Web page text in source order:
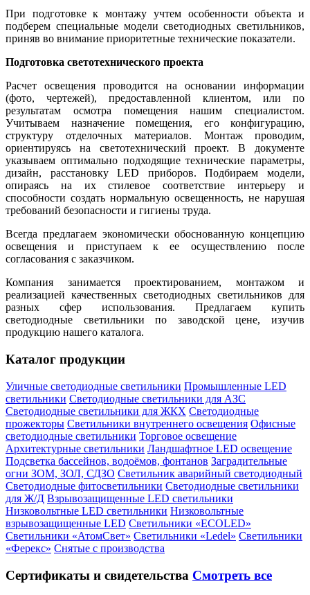
При подготовке к монтажу учтем особенности объекта и
подберем специальные модели светодиодных светильников,
приняв во внимание приоритетные технические показатели.
Подготовка светотехнического проекта
Расчет освещения проводится на основании информации
(фото, чертежей), предоставленной клиентом, или по
результатам осмотра помещения нашим специалистом.
Учитываем назначение помещения, его конфигурацию,
структуру отделочных материалов. Монтаж проводим,
ориентируясь на светотехнический проект. В документе
указываем оптимально подходящие технические параметры,
дизайн, расстановку LED приборов. Подбираем модели,
опираясь на их стилевое соответствие интерьеру и
способности создать нормальную освещенность, не нарушая
требований безопасности и гигиены труда.
Всегда предлагаем экономически обоснованную концепцию
освещения и приступаем к ее осуществлению после
согласования с заказчиком.
Компания занимается проектированием, монтажом и
реализацией качественных светодиодных светильников для
разных сфер использования. Предлагаем купить
светодиодные светильники по заводской цене, изучив
продукцию нашего каталога.
Каталог продукции
Уличные светодиодные светильники Промышленные LED
светильники Светодиодные светильники для АЗС
Светодиодные светильники для ЖКХ Светодиодные
прожекторы Светильники внутреннего освещения Офисные
светодиодные светильники Торговое освещение
Архитектурные светильники Ландшафтное LED освещение
Подсветка бассейнов, водоёмов, фонтанов Заградительные
огни ЗОМ, ЗОЛ, СДЗО Светильник аварийный светодиодный
Светодиодные фитосветильники Светодиодные светильники
для Ж/Д Взрывозащищенные LED светильники
Низковольтные LED светильники Низковольтные
взрывозащищенные LED Светильники «ECOLED»
Светильники «АтомСвет» Светильники «Ledel» Светильники
«Ферекс» Снятые с производства
Сертификаты и свидетельства Смотреть все